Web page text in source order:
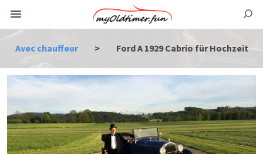
Avec chauffeur > Ford A 1929 Cabrio für Hochzeit